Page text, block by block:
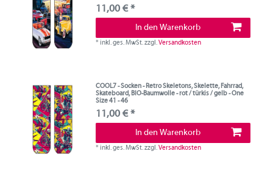
11,00 € *
In den Warenkorb
*inkl. ges. MwSt.zzgl.Versandkosten
COOL7 - Socken - Retro Skeletons, Skelette, Fahrrad,
Skateboard, BIO-Baumwolle - rot / türkis / gelb - One
Size 41 - 46
11,00 € *
In den Warenkorb
*inkl. ges. MwSt.zzgl.Versandkosten